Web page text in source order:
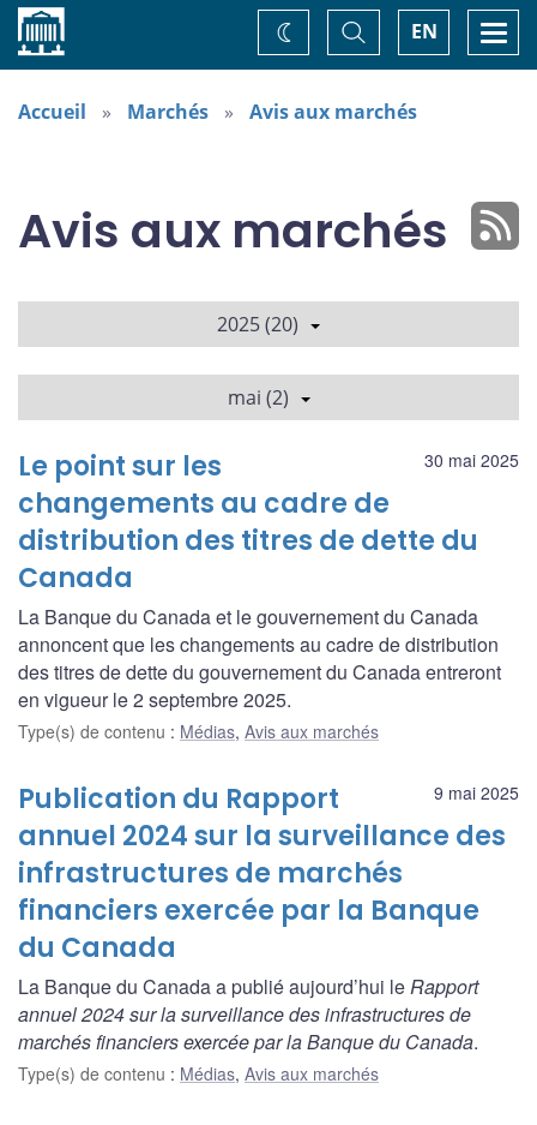
Accueil EN
Basculer
la
recherche
Changez
de
Accueil Marchés Avis aux marchés
Avis aux marchés
2025 (20)
mai (2)
30 mai 2025
Le point sur les
changements au cadre de
distribution des titres de dette du
Canada
La Banque du Canada et le gouvernement du Canada
annoncent que les changements au cadre de distribution
des titres de dette du gouvernement du Canada entreront
en vigueur le 2 septembre 2025.
Type(s) de contenu : Médias, Avis aux marchés
9 mai 2025
Publication du Rapport
annuel 2024 sur la surveillance des
infrastructures de marchés
financiers exercée par la Banque
du Canada
La Banque du Canada a publié aujourd’hui leRapport
annuel 2024 sur la surveillance des infrastructures de
marchés financiers exercée par la Banque du Canada.
Type(s) de contenu : Médias, Avis aux marchés